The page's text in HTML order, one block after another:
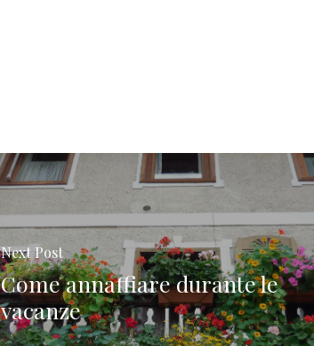
Next Post
Come annaffiare durante le
vacanze